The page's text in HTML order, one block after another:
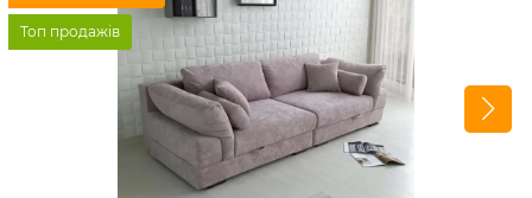
Топ продажів